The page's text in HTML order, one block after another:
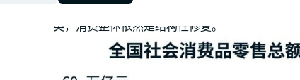
多为“国补”政策的直接受益者。国补品类的增速
类，消费整体依然是结构性修复。